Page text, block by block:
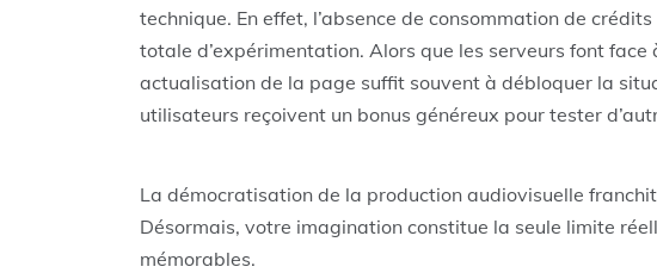
technique. En effet, l’absence de consommation de
totale d’expérimentation. Alors que les serveurs font face
actualisation de la page suffit souvent à débloquer la
utilisateurs reçoivent un bonus généreux pour tester
La démocratisation de la production audiovisuelle
Désormais, votre imagination constitue la seule limite
mémorables.